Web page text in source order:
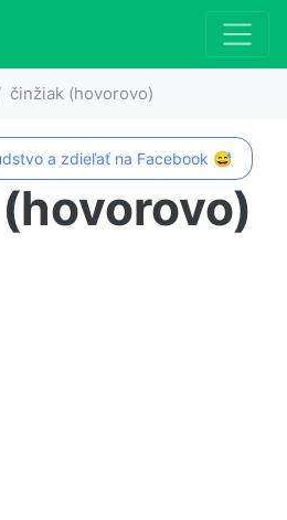
činžiak (hovorovo)
a zdieľať na Facebook 😅